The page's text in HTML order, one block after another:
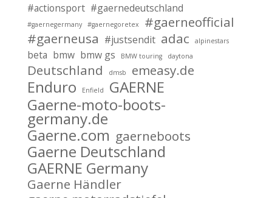
#actionsport #gaernedeutschland
#gaernegermany #gaernegoretex
#gaerneofficial
#gaerneusa #justsendit adac alpinestars
beta bmw bmw gs BMW touring daytona
Deutschland dmsb emeasy.de
Enduro Enfield
GAERNE
Gaerne-moto-boots-
germany.de
Gaerne.com gaerneboots
Gaerne Deutschland
GAERNE Germany
Gaerne Händler